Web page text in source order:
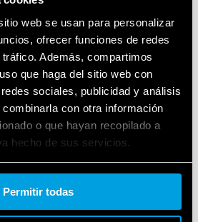
web se usan para personalizar
ofrecer funciones de redes
Además, compartimos
que haga del sitio web con
sociales, publicidad y análisis
con otra información
o que hayan recopilado a
hecho de sus servicios.
Permitir todas